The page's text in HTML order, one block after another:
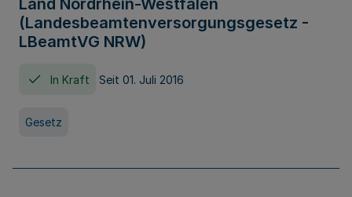
Land Nordrhein-Westfalen
(Landesbeamtenversorgungsgesetz -
LBeamtVG NRW)
In Kraft Seit 01. Juli 2016
Gesetz